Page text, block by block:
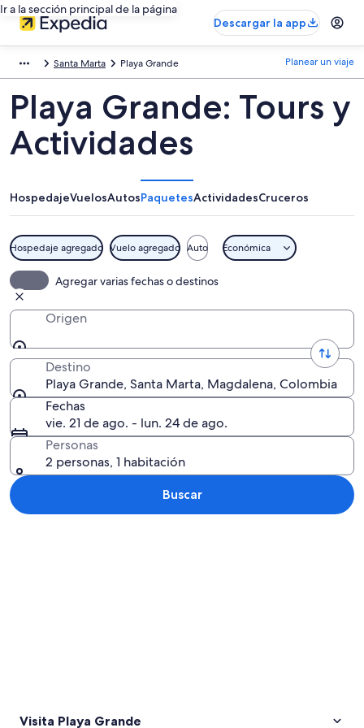
Ir a la sección principal de la página
Descargar la app
Santa Marta Playa Grande Planear un viaje
Playa Grande: Tours y
Actividades
HospedajeVuelosAutosPaquetesActividadesCruceros
Hospedaje agregado Vuelo agregado Auto Económica
Agregar varias fechas o destinos
Origen
Destino
Playa Grande, Santa Marta, Magdalena, Colombia
Fechas
vie. 21 de ago. - lun. 24 de ago.
Personas
2 personas, 1 habitación
Buscar
Visita Playa Grande